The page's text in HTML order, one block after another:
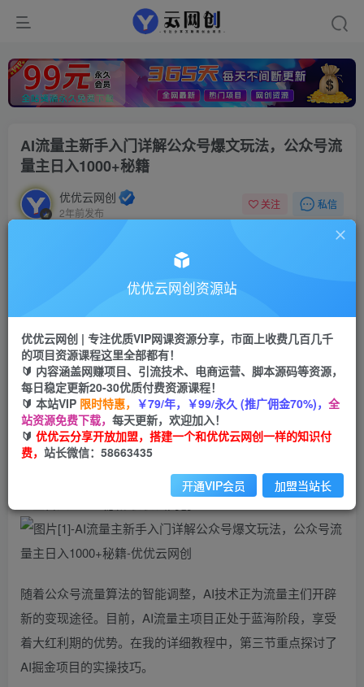
AI流量主新手入门详解公众号爆文玩法，公众号流
量主日入1000+秘籍
优优云网创
2年前发布
关注 私信
云币9.9 云币99
会员免费
立即购买
您当前未登录！建议登陆后购买，可保存购买订单
随着公众号流量算法的智能调整，AI技术正为流量主们开辟
新的变现途径。目前，AI流量主项目正处于蓝海阶段，享受
着大红利期的优势。在我的详细教程中，第三节重点探讨了
AI掘金项目的实操技巧。
优优云网创资源站
优优云网创 | 专注优质VIP网课资源分享，市面上收费几百几千
的项目资源课程这里全部都有！
🔰 内容涵盖网赚项目、引流技术、电商运营、脚本源码等资源，
每日稳定更新20-30优质付费资源课程！
🔰 本站VIP 限时特惠， ￥79/年，￥99/永久 (推广佣金70%)， 全
站资源免费下载， 每天更新，欢迎加入！
🔰 优优云分享开放加盟，搭建一个和优优云网创一样的知识付
费， 站长微信：58663435
开通VIP会员 加盟当站长